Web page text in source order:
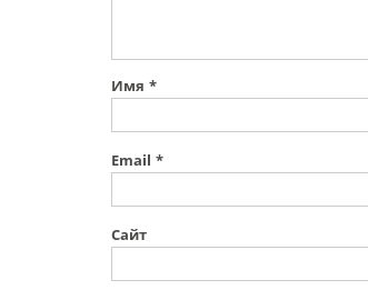
Имя *
Email *
Сайт